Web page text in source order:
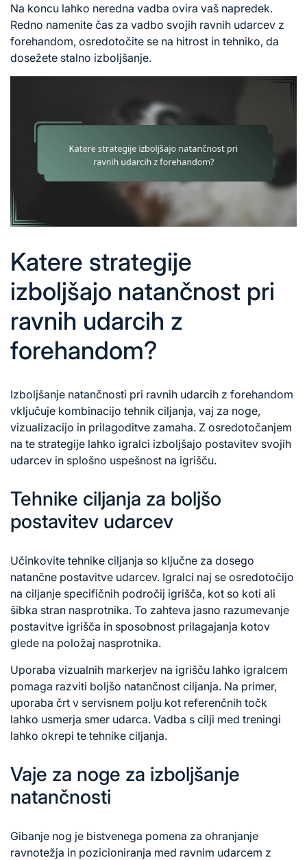
Na koncu lahko neredna vadba ovira vaš napredek.
Redno namenite čas za vadbo svojih ravnih udarcev z
forehandom, osredotočite se na hitrost in tehniko, da
dosežete stalno izboljšanje.
Katere strategije
izboljšajo natančnost pri
ravnih udarcih z
forehandom?
Izboljšanje natančnosti pri ravnih udarcih z forehandom
vključuje kombinacijo tehnik ciljanja, vaj za noge,
vizualizacijo in prilagoditve zamaha. Z osredotočanjem
na te strategije lahko igralci izboljšajo postavitev svojih
udarcev in splošno uspešnost na igrišču.
Tehnike ciljanja za boljšo
postavitev udarcev
Učinkovite tehnike ciljanja so ključne za dosego
natančne postavitve udarcev. Igralci naj se osredotočijo
na ciljanje specifičnih področij igrišča, kot so koti ali
šibka stran nasprotnika. To zahteva jasno razumevanje
postavitve igrišča in sposobnost prilagajanja kotov
glede na položaj nasprotnika.
Uporaba vizualnih markerjev na igrišču lahko igralcem
pomaga razviti boljšo natančnost ciljanja. Na primer,
uporaba črt v servisnem polju kot referenčnih točk
lahko usmerja smer udarca. Vadba s cilji med treningi
lahko okrepi te tehnike ciljanja.
Vaje za noge za izboljšanje
natančnosti
Gibanje nog je bistvenega pomena za ohranjanje
ravnotežja in pozicioniranja med ravnim udarcem z